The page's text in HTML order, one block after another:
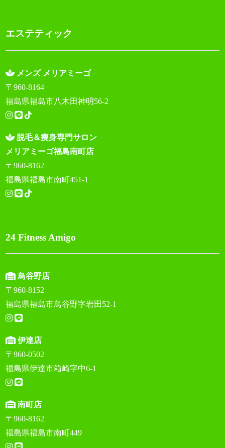
エステティック
メンズ メリアミーゴ
〒960-8164
福島県福島市八木田神明56-2
脱毛＆痩身専門サロン
メリアミーゴ福島南町店
〒960-8162
福島県福島市南町451-1
24 Fitness Amigo
鳥谷野店
〒960-8152
福島県福島市鳥谷野字岩田52-1
伊達店
〒960-0502
福島県伊達市箱崎字中6-1
南町店
〒960-8162
福島県福島市南町449